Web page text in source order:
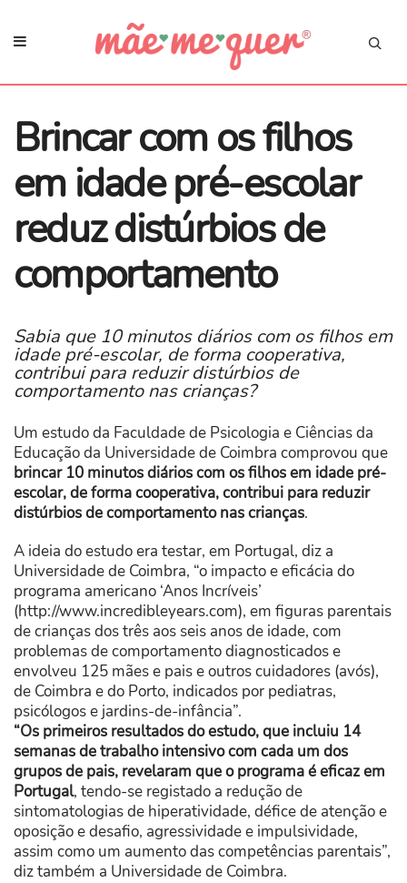
Brincar com os filhos
em idade pré-escolar
reduz distúrbios de
comportamento
Sabia que 10 minutos diários com os filhos em
idade pré-escolar, de forma cooperativa,
contribui para reduzir distúrbios de
comportamento nas crianças?
Um estudo da Faculdade de Psicologia e Ciências da
Educação da Universidade de Coimbra comprovou que
brincar 10 minutos diários com os filhos em idade pré-
escolar, de forma cooperativa, contribui para reduzir
distúrbios de comportamento nas crianças.
A ideia do estudo era testar, em Portugal, diz a
Universidade de Coimbra, “o impacto e eficácia do
programa americano ‘Anos Incríveis’
(http://www.incredibleyears.com), em figuras parentais
de crianças dos três aos seis anos de idade, com
problemas de comportamento diagnosticados e
envolveu 125 mães e pais e outros cuidadores (avós),
de Coimbra e do Porto, indicados por pediatras,
psicólogos e jardins-de-infância”.
“Os primeiros resultados do estudo, que incluiu 14
semanas de trabalho intensivo com cada um dos
grupos de pais, revelaram que o programa é eficaz em
Portugal, tendo-se registado a redução de
sintomatologias de hiperatividade, défice de atenção e
oposição e desafio, agressividade e impulsividade,
assim como um aumento das competências parentais”,
diz também a Universidade de Coimbra.